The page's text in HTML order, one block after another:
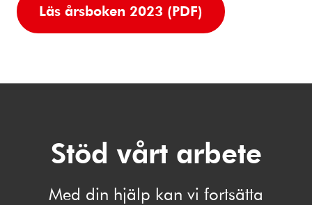
Läs årsboken 2023 (PDF)
Stöd vårt arbete
Med din hjälp kan vi fortsätta